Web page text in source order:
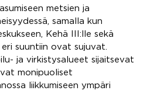
metsien ja
samalla kun
Kehä III:lle sekä
suuntiin ovat sujuvat.
ja virkistysalueet sijaitsevat
monipuoliset
liikkumiseen ympäri